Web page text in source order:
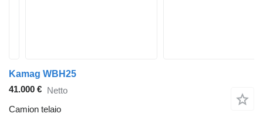
Kamag WBH25
41.000 € Netto
Camion telaio